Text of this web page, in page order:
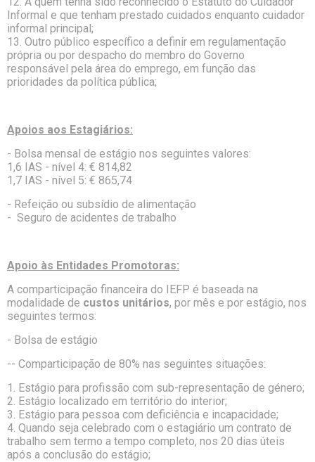
Informal e que tenham prestado cuidados enquanto cuidador
informal principal;
13. Outro público específico a definir em regulamentação
própria ou por despacho do membro do Governo
responsável pela área do emprego, em função das
prioridades da política pública;
Apoios aos Estagiários:
- Bolsa mensal de estágio nos seguintes valores:
1,6 IAS - nível 4: € 814,82
1,7 IAS - nível 5: € 865,74
- Refeição ou subsídio de alimentação
- Seguro de acidentes de trabalho
Apoio às Entidades Promotoras:
A comparticipação financeira do IEFP é baseada na
modalidade de custos unitários, por mês e por estágio, nos
seguintes termos:
- Bolsa de estágio
-- Comparticipação de 80% nas seguintes situações:
1. Estágio para profissão com sub-representação de género;
2. Estágio localizado em território do interior;
3. Estágio para pessoa com deficiência e incapacidade;
4. Quando seja celebrado com o estagiário um contrato de
trabalho sem termo a tempo completo, nos 20 dias úteis
após a conclusão do estágio;